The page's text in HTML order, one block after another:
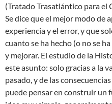
(Tratado Trasatlántico para el
Se dice que el mejor modo de
experiencia y el error, y que
cuanto se ha hecho (o no se
y mejorar. El estudio de la
este asunto: solo gracias a la
pasado, y de las
puede pensar en construir un